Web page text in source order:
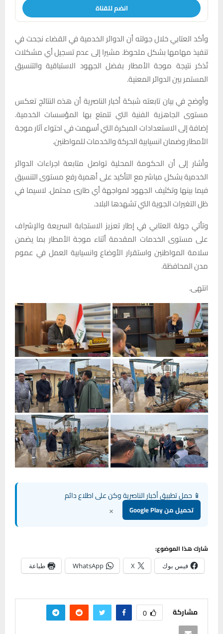
انضم للقناة
وأكد العتابي خلال جولته أن الدوائر الخدمية في القضاء نجحت في
تنفيذ مهامها بشكل ملحوظ. مشيرا إلى عدم تسجيل أي مشكلات
تُذكر نتيجة موجة الأمطار بفضل الجهود الاستباقية والتنسيق
المستمر بين الدوائر المعنية.
وأوضح في بيان تابعته شبكة أخبار الناصرية أن هذه النتائج تعكس
مستوى الجاهزية الفنية التي تتمتع بها المؤسسات الخدمية.
إضافة إلى الاستعدادات المبكرة التي أسهمت في احتواء آثار موجة
الأمطار وضمان انسيابية الحركة والخدمات للمواطنين.
وأشار إلى أن الحكومة المحلية تواصل متابعة اجراءات الدوائر
الخدمية بشكل مباشر مع التأكيد على أهمية رفع مستوى التنسيق
فيما بينها وتكثيف الجهود لمواجهة أي طارئ محتمل. لاسيما في
ظل التغيرات الجوية التي تشهدها البلاد.
وتأتي جولة العتابي في إطار تعزيز الاستجابة السريعة والإشراف
على مستوى الخدمات المقدمة أثناء موجة الأمطار بما يضمن
سلامة المواطنين واستقرار الأوضاع وانسيابية العمل في عموم
مدن المحافظة.
انتهى.
📱 حمل تطبيق أخبار الناصرية وكن على اطلاع دائم
تحميل من Google Play ×
شارك هذا الموضوع:
فيس بوك X
WhatsApp طباعة
مشاركة 0